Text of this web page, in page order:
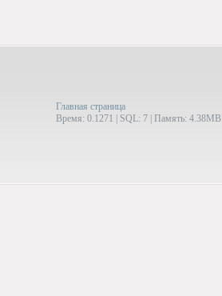
Главная страница
Время: 0.1271 | SQL: 7 | Память: 4.38MB